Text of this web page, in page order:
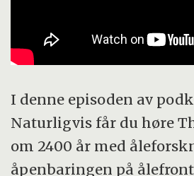
I denne episoden av
Naturligvis får du høre
om 2400 år med
åpenbaringen på